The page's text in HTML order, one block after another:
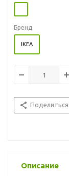
Бренд
IKEA
Поделиться
Описание